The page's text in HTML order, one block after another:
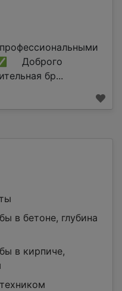
✅ Доброго
бр...
в бетоне, глубина
в кирпиче,